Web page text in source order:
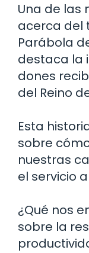
Una de las
acerca del
Parábola
destaca la
dones
del Reino
Esta
sobre
nuestras
el servicio
¿Qué nos
sobre la